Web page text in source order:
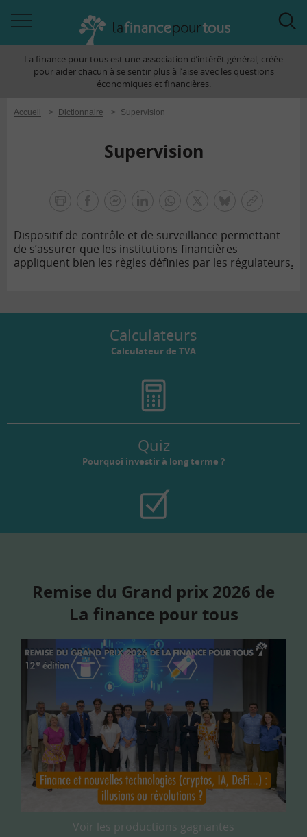
àLa finance pour tous est une association d’intérêt général, créée
pour aider chacun à se sentir plus à l’aise avec les questions
économiques et financières.
Accueil > Dictionnaire > Supervision
Supervision
lien
Dispositif de contrôle et de surveillance permettant
de s’assurer que les institutions financières
appliquent bien les règles définies par les régulateurs.
Calculateurs
Calculateur de TVA
Quiz
Pourquoi investir à long terme ?
Remise du Grand prix 2026 de
La finance pour tous
Voir les productions gagnantes